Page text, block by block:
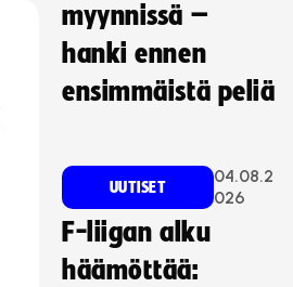
myynnissä –
hanki ennen
ensimmäistä peliä
UUTISET
04.08.2
026
F-liigan alku
häämöttää: